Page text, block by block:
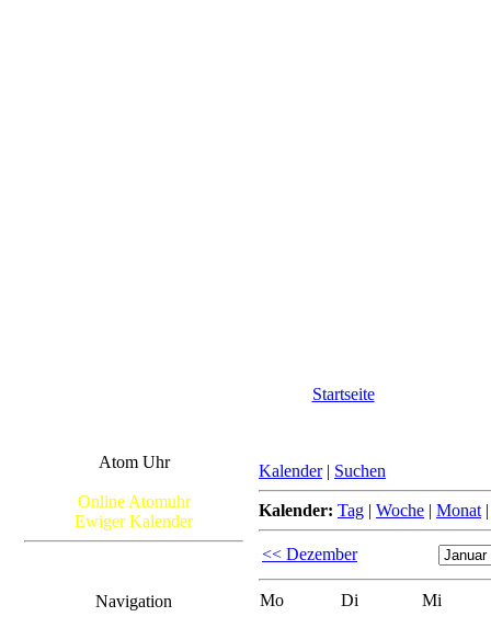
Startseite
Atom Uhr
Online Atomuhr
Ewiger Kalender
Navigation
Kalender | Suchen
Kalender: Tag | Woche | Monat
<< Dezember
Mo Di Mi